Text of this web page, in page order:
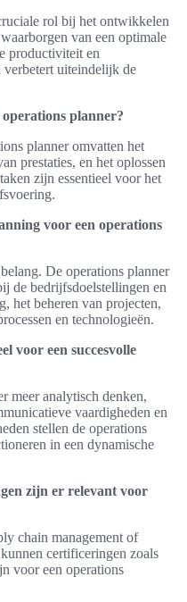
rol bij het ontwikkelen
van een optimale
productiviteit en
uiteindelijk de
planner?
planner omvatten het
prestaties, en het oplossen
zijn essentieel voor het
voor een operations
De operations planner
de bedrijfsdoelstellingen en
het beheren van projecten,
en technologieën.
voor een succesvolle
meer analytisch denken,
vaardigheden en
stellen de operations
in een dynamische
zijn er relevant voor
chain management of
certificeringen zoals
voor een operations